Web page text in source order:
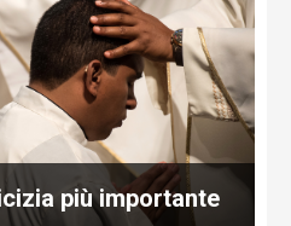
più importante